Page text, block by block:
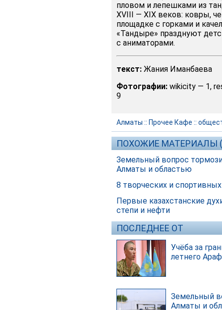
пловом и лепешками из
XVIII — XIX веков: ковры,
площадке с горками и
«Тандыре» празднуют
с аниматорами.
текст: Жания Иманбаева
Фотографии: wikicity — 1,
9
Алматы :: Прочее Кафе ::
ПОХОЖИЕ МАТЕРИАЛЫ
Земельный вопрос
Алматы и областью
8 творческих и
Первые казахстанские
степи и нефти
ПОСЛЕДНЕЕ ОТ
Учёба за
летнего
Земельный
Алматы и